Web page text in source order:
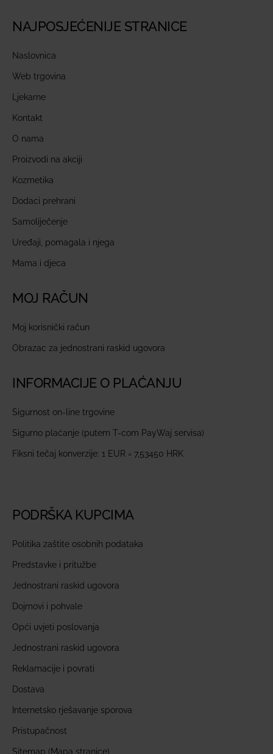
NAJPOSJEĆENIJE STRANICE
Naslovnica
Web trgovina
Ljekarne
Kontakt
O nama
Proizvodi na akciji
Kozmetika
Dodaci prehrani
Samoliječenje
Uređaji, pomagala i njega
Mama i djeca
MOJ RAČUN
Moj korisnički račun
Obrazac za jednostrani raskid ugovora
INFORMACIJE O PLAĆANJU
Sigurnost on-line trgovine
Sigurno plaćanje (putem T-com PayWaj servisa)
Fiksni tečaj konverzije: 1 EUR = 7,53450 HRK
PODRŠKA KUPCIMA
Politika zaštite osobnih podataka
Predstavke i pritužbe
Jednostrani raskid ugovora
Dojmovi i pohvale
Opći uvjeti poslovanja
Jednostrani raskid ugovora
Reklamacije i povrati
Dostava
Internetsko rješavanje sporova
Pristupačnost
Sitemap (Mapa stranice)